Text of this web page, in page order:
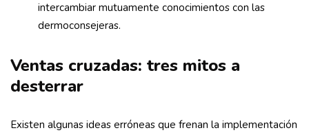
intercambiar mutuamente conocimientos con las
dermoconsejeras.
Ventas cruzadas: tres mitos a
desterrar
Existen algunas ideas erróneas que frenan la implementación